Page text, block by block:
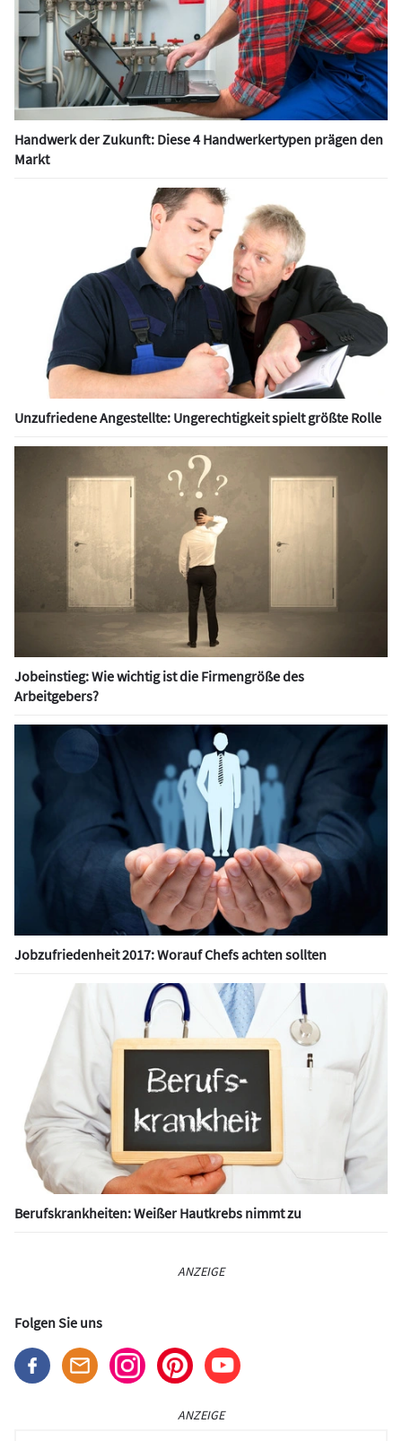
Handwerk der Zukunft: Diese 4 Handwerkertypen prägen den
Markt
Unzufriedene Angestellte: Ungerechtigkeit spielt größte Rolle
Jobeinstieg: Wie wichtig ist die Firmengröße des
Arbeitgebers?
Jobzufriedenheit 2017: Worauf Chefs achten sollten
Berufskrankheiten: Weißer Hautkrebs nimmt zu
ANZEIGE
Folgen Sie uns
ANZEIGE